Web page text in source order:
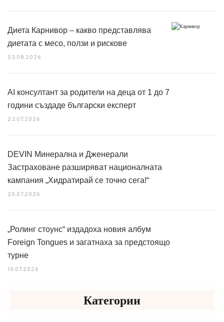
Диета Карнивор – какво представлява
диетата с месо, ползи и рискове
03.08.2026
AI консултант за родители на деца от 1 до 7
години създаде български експерт
23.07.2026
DEVIN Минерална и Дженерали
Застраховане разширяват националната
кампания „Хидратирай се точно сега!“
20.07.2026
„Ролинг стоунс“ издадоха новия албум
Foreign Tongues и загатнаха за предстоящо
турне
10.07.2026
Категории